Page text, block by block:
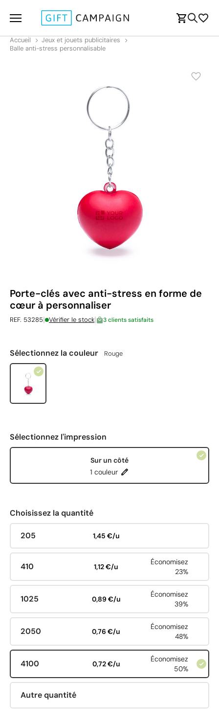
Accueil
Jeux et jouets publicitaires
Balle anti-stress personnalisable
Porte-clés avec anti-stress en forme de
cœur à personnaliser
REF. 53285| Vérifier le stock| 3 clients satisfaits
Sélectionnez la couleur Rouge
Sélectionnez l'impression
Sur un côté
1 couleur
Choisissez la quantité
205 1,45 €/u
410 1,12 €/u
Économisez
23%
1025 0,89 €/u
Économisez
39%
2050 0,76 €/u
Économisez
48%
4100 0,72 €/u
Économisez
50%
Autre quantité